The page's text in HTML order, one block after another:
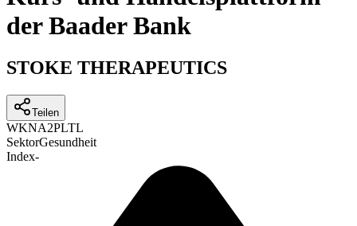
der Baader Bank
STOKE THERAPEUTICS
Teilen
WKNA2PLTL
SektorGesundheit
Index-